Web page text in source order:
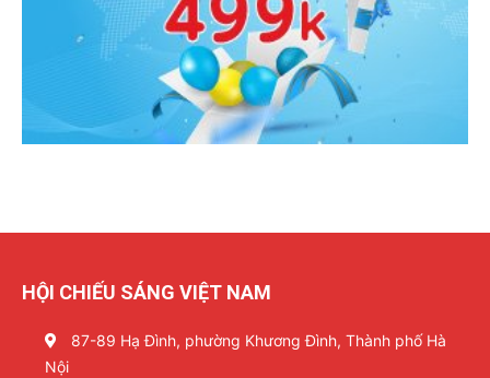
HỘI CHIẾU SÁNG VIỆT NAM
87-89 Hạ Đình, phường Khương Đình, Thành phố Hà
Nội